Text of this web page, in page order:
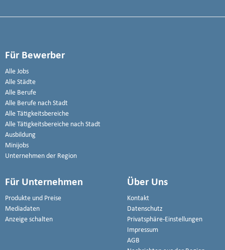
Für Bewerber
Alle Jobs
Alle Städte
Alle Berufe
Alle Berufe nach Stadt
Alle Tätigkeitsbereiche
Alle Tätigkeitsbereiche nach Stadt
Ausbildung
Minijobs
Unternehmen der Region
Für Unternehmen
Produkte und Preise
Mediadaten
Anzeige schalten
Über Uns
Kontakt
Datenschutz
Privatsphäre-Einstellungen
Impressum
AGB